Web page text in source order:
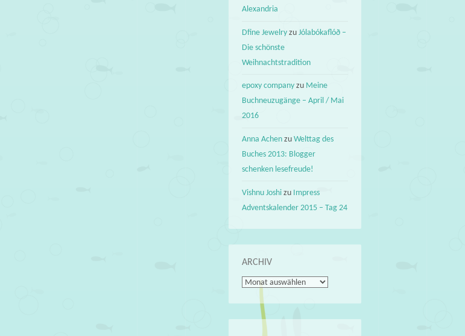
Alexandria
Dfine Jewelry zuJólabókaflóð –
Die schönste
Weihnachtstradition
epoxy company zu Meine
Buchneuzugänge – April / Mai
2016
Anna Achen zuWelttag des
Buches 2013: Blogger
schenken lesefreude!
Vishnu Joshi zu Impress
Adventskalender 2015 – Tag 24
ARCHIV
Archiv